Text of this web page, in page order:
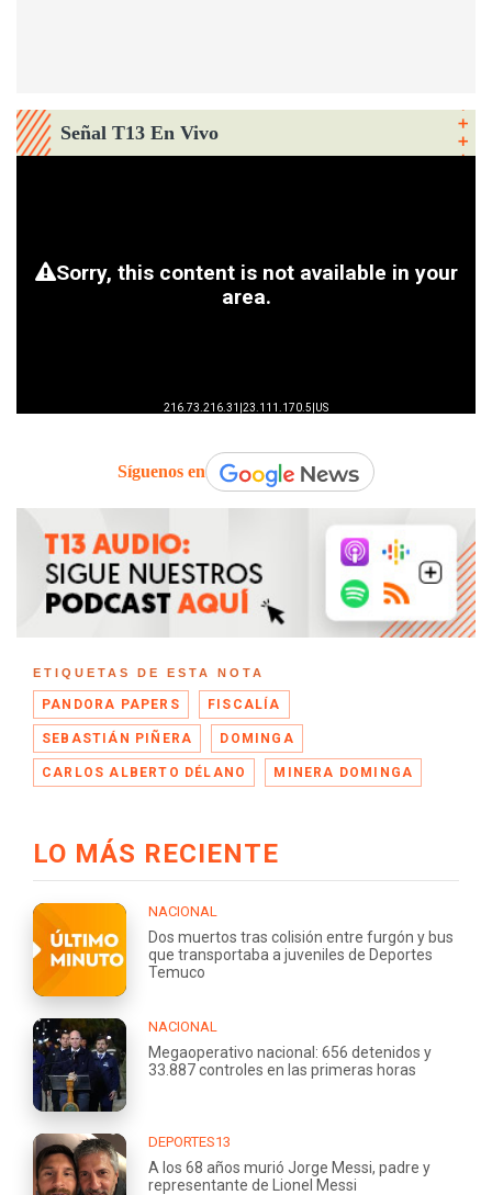
Señal T13 En Vivo
Síguenos en
ETIQUETAS DE ESTA NOTA
PANDORA PAPERS FISCALÍA
SEBASTIÁN PIÑERA DOMINGA
CARLOS ALBERTO DÉLANO MINERA DOMINGA
LO MÁS RECIENTE
NACIONAL
Dos muertos tras colisión entre furgón y bus
que transportaba a juveniles de Deportes
Temuco
NACIONAL
Megaoperativo nacional: 656 detenidos y
33.887 controles en las primeras horas
DEPORTES13
A los 68 años murió Jorge Messi, padre y
representante de Lionel Messi